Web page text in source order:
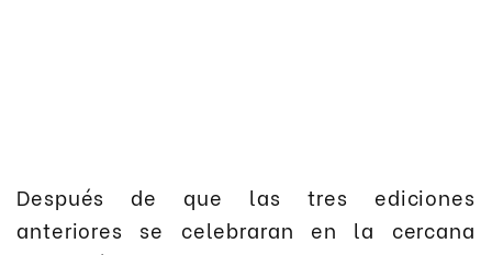
Después de que las tres ediciones
anteriores se celebraran en la cercana